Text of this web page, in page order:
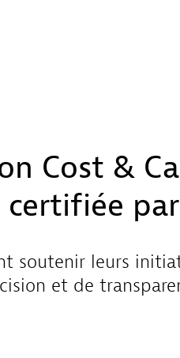
Cost &
soutenir leurs
et de